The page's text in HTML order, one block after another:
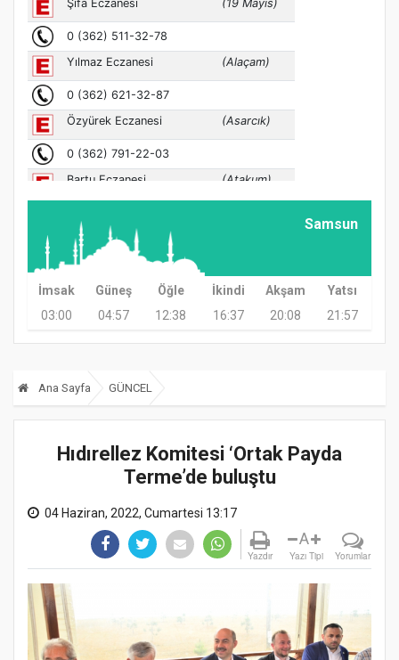
Samsun
İmsak Güneş Öğle İkindi Akşam
Yatsı
03:00
04:57 12:38 16:37 20:08 21:57
Ana Sayfa GÜNCEL
Hıdırellez Komitesi ‘Ortak Payda
Terme’de buluştu
04 Haziran, 2022, Cumartesi 13:17
Yazdır
A
Yazı Tipi Yorumlar